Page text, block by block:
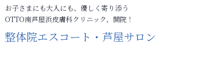
お子さまにも大人にも、優しく寄り添う
OTTO南芦屋浜皮膚科クリニック、開院！
整体院エスコート・芦屋サロン